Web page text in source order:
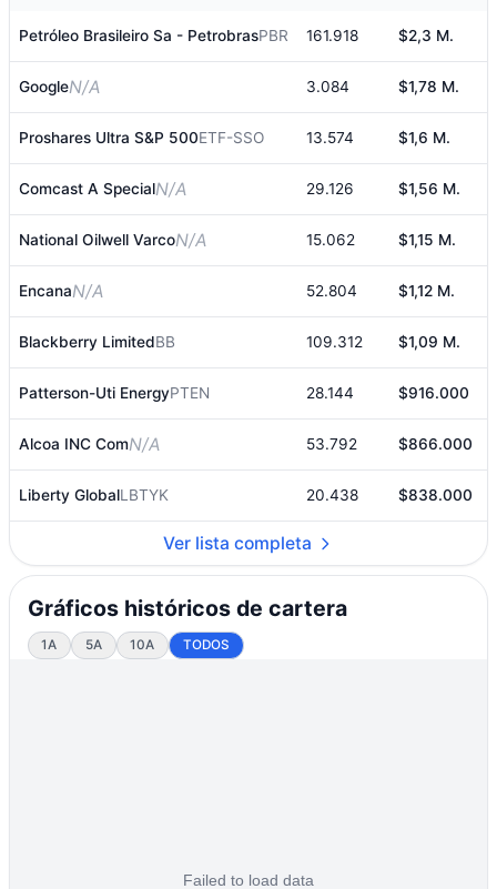
Petróleo Brasileiro Sa - PetrobrasPBR 161.918 $2,3 M.
GoogleN/A 3.084 $1,78 M.
Proshares Ultra S&P 500ETF-SSO 13.574 $1,6 M.
Comcast A SpecialN/A 29.126 $1,56 M.
National Oilwell VarcoN/A 15.062 $1,15 M.
EncanaN/A 52.804 $1,12 M.
Blackberry LimitedBB 109.312 $1,09 M.
Patterson-Uti EnergyPTEN 28.144 $916.000
Alcoa INC ComN/A 53.792 $866.000
Liberty GlobalLBTYK 20.438 $838.000
Ver lista completa
Gráficos históricos de cartera
1A 5A 10A TODOS